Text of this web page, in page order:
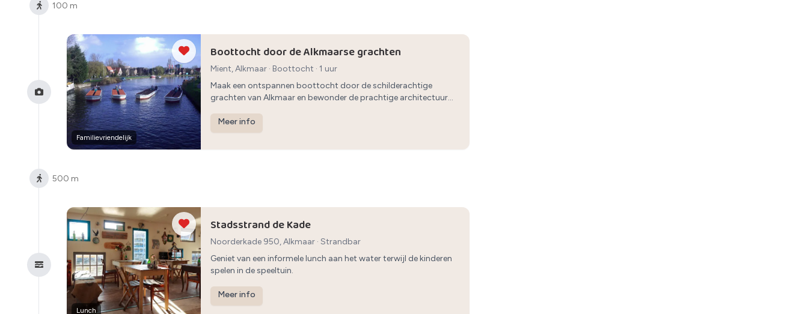
100 m
Familievriendelijk
Boottocht door de Alkmaarse grachten
Mient, Alkmaar · Boottocht
· 1 uur
Maak een ontspannen boottocht door de schilderachtige
grachten van Alkmaar en bewonder de prachtige architectuur
Meer info
500 m
Lunch
Stadsstrand de Kade
Noorderkade 950, Alkmaar ·Strandbar
Geniet van een informele lunch aan het water terwijl de kinderen
spelen in de speeltuin.
Meer info